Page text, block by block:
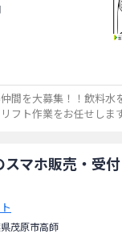
間を大募集！！飲料水
フト作業をお任せしま
マホ販売・受
茂原市高師